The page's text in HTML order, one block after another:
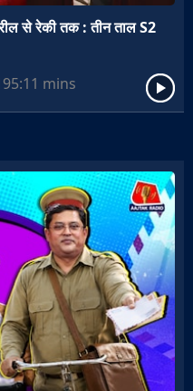
से रेकी तक : तीन ताल S2
mins